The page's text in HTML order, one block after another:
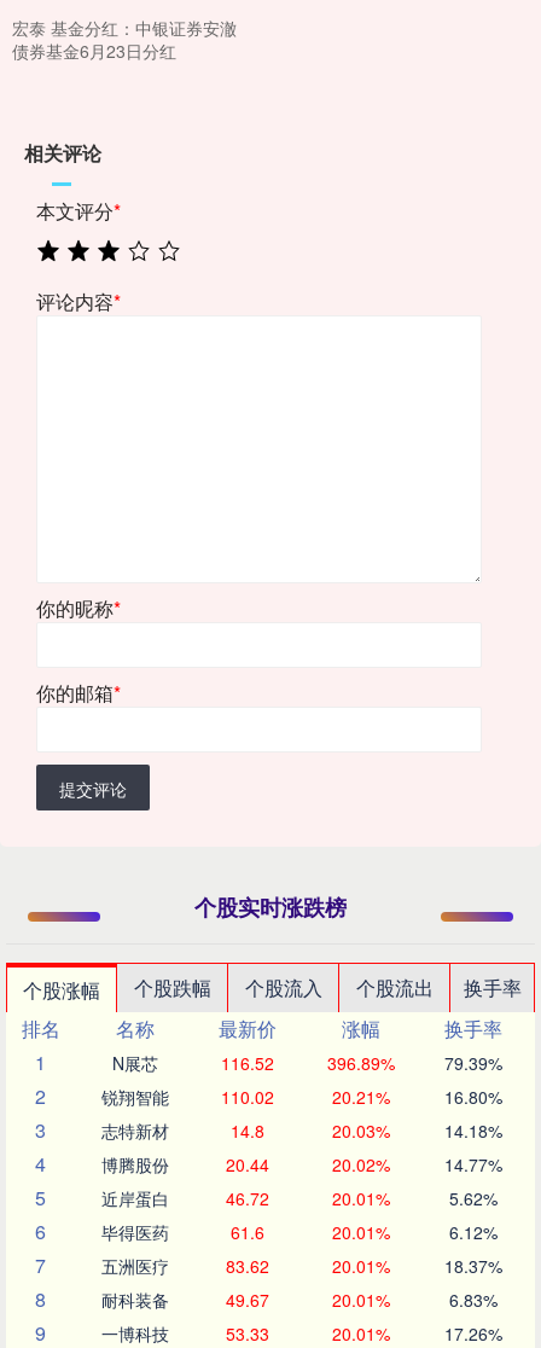
宏泰 基金分红：中银证券安澈
债券基金6月23日分红
相关评论
本文评分*
评论内容*
你的昵称*
你的邮箱*
提交评论
个股实时涨跌榜
个股涨幅 个股跌幅 个股流入 个股流出
换手率
排名
名称 最新价 涨幅
换手率
1
N展芯 116.52 396.89% 79.39%
2 锐翔智能 110.02 20.21% 16.80%
3 志特新材 14.8 20.03% 14.18%
4 博腾股份 20.44 20.02% 14.77%
5 近岸蛋白 46.72 20.01% 5.62%
6 毕得医药 61.6 20.01% 6.12%
7 五洲医疗 83.62 20.01% 18.37%
8 耐科装备 49.67 20.01% 6.83%
9 一博科技 53.33 20.01% 17.26%